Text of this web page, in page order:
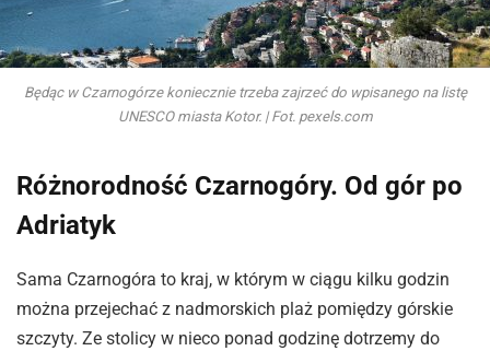
Będąc w Czarnogórze koniecznie trzeba zajrzeć do wpisanego na listę
UNESCO miasta Kotor. | Fot. pexels.com
Różnorodność Czarnogóry. Od gór po
Adriatyk
Sama Czarnogóra to kraj, w którym w ciągu kilku godzin
można przejechać z nadmorskich plaż pomiędzy górskie
szczyty. Ze stolicy w nieco ponad godzinę dotrzemy do